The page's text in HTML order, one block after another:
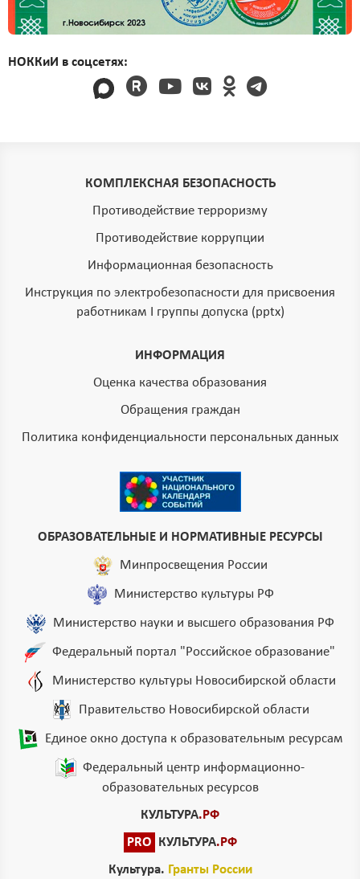
НОККиИ в соцсетях:
КОМПЛЕКСНАЯ БЕЗОПАСНОСТЬ
Противодействие терроризму
Противодействие коррупции
Информационная безопасность
Инструкция по электробезопасности для присвоения
работникам I группы допуска (pptx)
ИНФОРМАЦИЯ
Оценка качества образования
Обращения граждан
Политика конфиденциальности персональных данных
ОБРАЗОВАТЕЛЬНЫЕ И НОРМАТИВНЫЕ РЕСУРСЫ
Минпросвещения России
Министерство культуры РФ
Министерство науки и высшего образования РФ
Федеральный портал "Российское образование"
Министерство культуры Новосибирской области
Правительство Новосибирской области
Единое окно доступа к образовательным ресурсам
Федеральный центр информационно-
образовательных ресурсов
КУЛЬТУРА.РФ
PRO КУЛЬТУРА.РФ
Культура. Гранты России